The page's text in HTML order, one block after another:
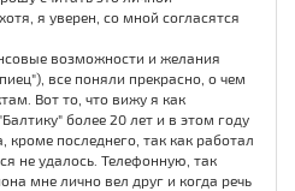
я уверен, со мной согласятся
возможности и желания
все поняли прекрасно, о чем
Вот то, что вижу я как
более 20 лет и в этом году
кроме последнего, так как работал
не удалось. Телефонную, так
мне лично вел друг и когда речь